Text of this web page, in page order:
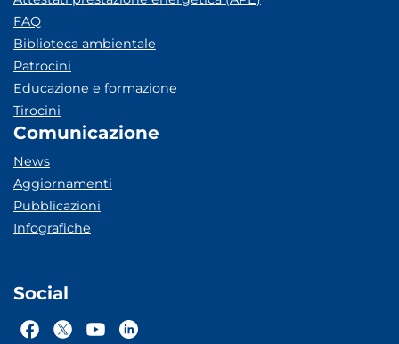
FAQ
Biblioteca ambientale
Patrocini
Educazione e formazione
Tirocini
Comunicazione
News
Aggiornamenti
Pubblicazioni
Infografiche
Social